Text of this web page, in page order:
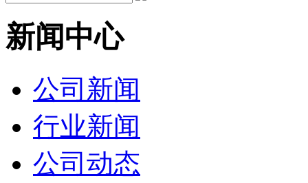
新闻中心
公司新闻
行业新闻
公司动态